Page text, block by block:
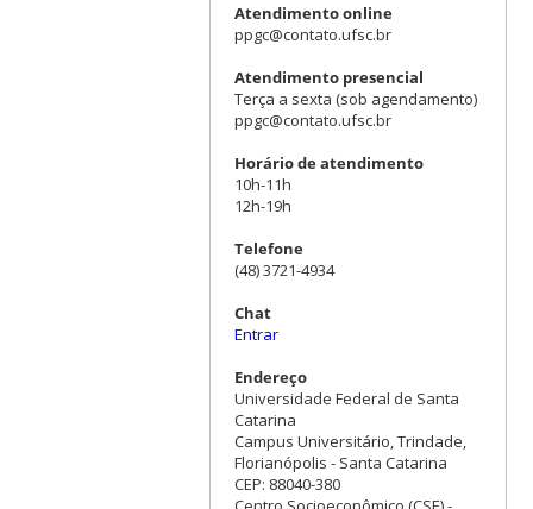
Atendimento online
ppgc@contato.ufsc.br
Atendimento presencial
Terça a sexta (sob agendamento)
ppgc@contato.ufsc.br
Horário de atendimento
10h-11h
12h-19h
Telefone
(48) 3721-4934
Chat
Entrar
Endereço
Universidade Federal de Santa
Catarina
Campus Universitário, Trindade,
Florianópolis - Santa Catarina
CEP: 88040-380